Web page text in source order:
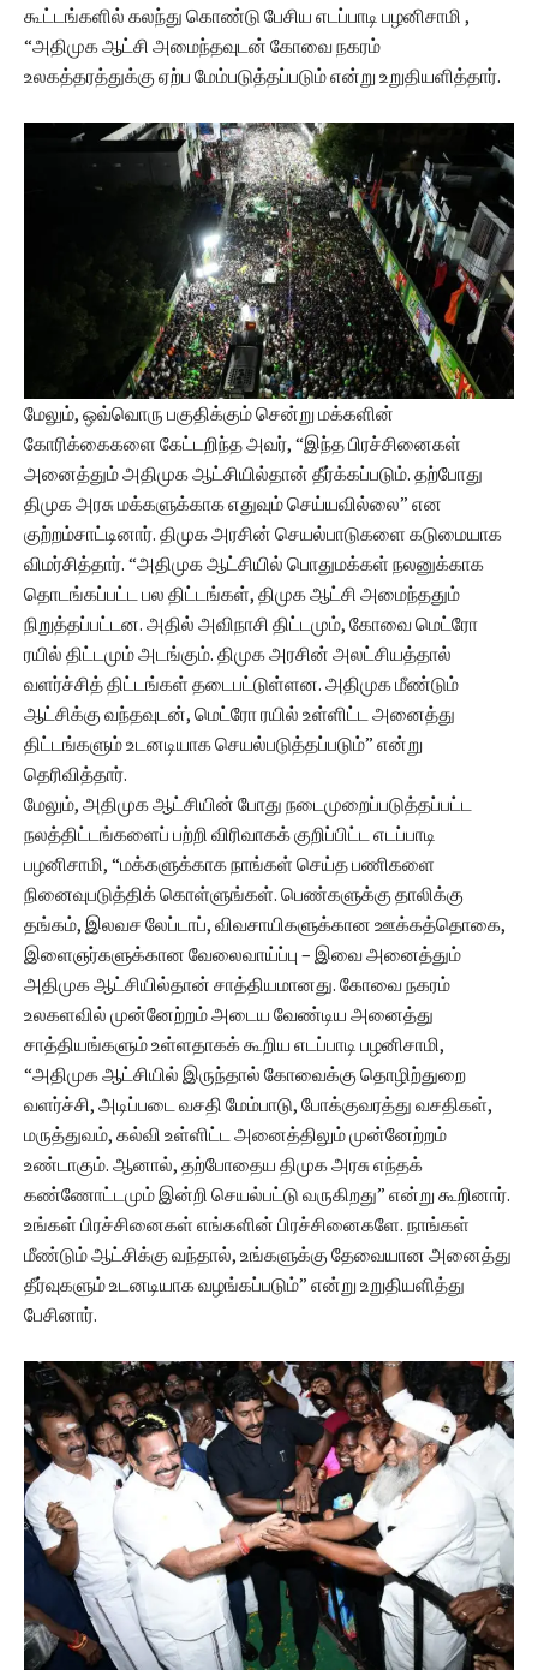
கூட்டங்களில் கலந்து கொண்டு பேசிய எடப்பாடி பழனிசாமி ,
“அதிமுக ஆட்சி அமைந்தவுடன் கோவை நகரம்
உலகத்தரத்துக்கு ஏற்ப மேம்படுத்தப்படும் என்று உறுதியளித்தார்.
மேலும், ஒவ்வொரு பகுதிக்கும் சென்று மக்களின்
கோரிக்கைகளை கேட்டறிந்த அவர், “இந்த பிரச்சினைகள்
அனைத்தும் அதிமுக ஆட்சியில்தான் தீர்க்கப்படும். தற்போது
திமுக அரசு மக்களுக்காக எதுவும் செய்யவில்லை” என
குற்றம்சாட்டினார். திமுக அரசின் செயல்பாடுகளை கடுமையாக
விமர்சித்தார். “அதிமுக ஆட்சியில் பொதுமக்கள் நலனுக்காக
தொடங்கப்பட்ட பல திட்டங்கள், திமுக ஆட்சி அமைந்ததும்
நிறுத்தப்பட்டன. அதில் அவிநாசி திட்டமும், கோவை மெட்ரோ
ரயில் திட்டமும் அடங்கும். திமுக அரசின் அலட்சியத்தால்
வளர்ச்சித் திட்டங்கள் தடைபட்டுள்ளன. அதிமுக மீண்டும்
ஆட்சிக்கு வந்தவுடன், மெட்ரோ ரயில் உள்ளிட்ட அனைத்து
திட்டங்களும் உடனடியாக செயல்படுத்தப்படும்” என்று
தெரிவித்தார்.
மேலும், அதிமுக ஆட்சியின் போது நடைமுறைப்படுத்தப்பட்ட
நலத்திட்டங்களைப் பற்றி விரிவாகக் குறிப்பிட்ட எடப்பாடி
பழனிசாமி, “மக்களுக்காக நாங்கள் செய்த பணிகளை
நினைவுபடுத்திக் கொள்ளுங்கள். பெண்களுக்கு தாலிக்கு
தங்கம், இலவச லேப்டாப், விவசாயிகளுக்கான ஊக்கத்தொகை,
இளைஞர்களுக்கான வேலைவாய்ப்பு – இவை அனைத்தும்
அதிமுக ஆட்சியில்தான் சாத்தியமானது. கோவை நகரம்
உலகளவில் முன்னேற்றம் அடைய வேண்டிய அனைத்து
சாத்தியங்களும் உள்ளதாகக் கூறிய எடப்பாடி பழனிசாமி,
“அதிமுக ஆட்சியில் இருந்தால் கோவைக்கு தொழிற்துறை
வளர்ச்சி, அடிப்படை வசதி மேம்பாடு, போக்குவரத்து வசதிகள்,
மருத்துவம், கல்வி உள்ளிட்ட அனைத்திலும் முன்னேற்றம்
உண்டாகும். ஆனால், தற்போதைய திமுக அரசு எந்தக்
கண்ணோட்டமும் இன்றி செயல்பட்டு வருகிறது” என்று கூறினார்.
உங்கள் பிரச்சினைகள் எங்களின் பிரச்சினைகளே. நாங்கள்
மீண்டும் ஆட்சிக்கு வந்தால், உங்களுக்கு தேவையான அனைத்து
தீர்வுகளும் உடனடியாக வழங்கப்படும்” என்று உறுதியளித்து
பேசினார்.